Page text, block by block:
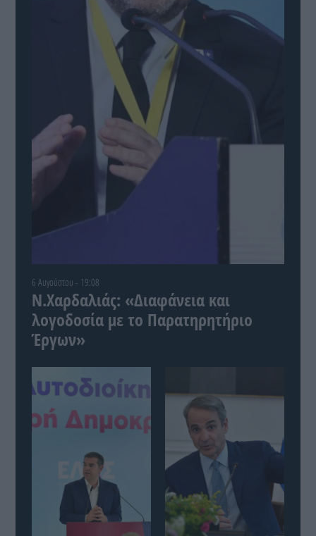
6 Αυγούστου - 19:08
Ν.Χαρδαλιάς: «Διαφάνεια και
λογοδοσία με το Παρατηρητήριο
Έργων»